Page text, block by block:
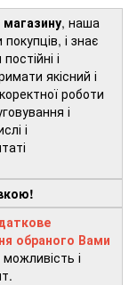
магазину, наша
і знає
і
якісний і
роботи
і
і
обраного Вами
і